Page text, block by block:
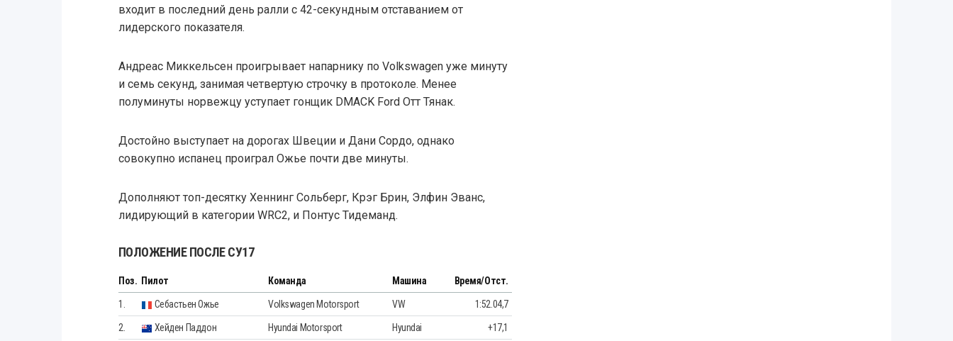
входит в последний день ралли с 42-секундным отставанием от
лидерского показателя.
Андреас Миккельсен проигрывает напарнику по Volkswagen уже минуту
и семь секунд, занимая четвертую строчку в протоколе. Менее
полуминуты норвежцу уступает гонщик DMACK Ford Отт Тянак.
Достойно выступает на дорогах Швеции и Дани Сордо, однако
совокупно испанец проиграл Ожье почти две минуты.
Дополняют топ-десятку Хеннинг Сольберг, Крэг Брин, Элфин Эванс,
лидирующий в категории WRC2, и Понтус Тидеманд.
ПОЛОЖЕНИЕ ПОСЛЕ СУ17
Поз. Пилот Команда Машина Время/Отст.
1. Себастьен Ожье Volkswagen Motorsport VW 1:52.04,7
2. Хейден Паддон Hyundai Motorsport Hyundai +17,1